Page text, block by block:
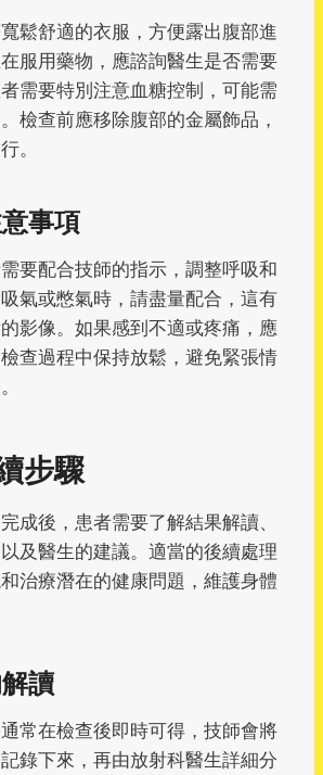
鬆舒適的衣服，方便露出腹部進
服用藥物，應諮詢醫生是否需要
需要特別注意血糖控制，可能需
檢查前應移除腹部的金屬飾品，
。
事項
要配合技師的指示，調整呼吸和
氣或憋氣時，請盡量配合，這有
影像。如果感到不適或疼痛，應
查過程中保持放鬆，避免緊張情
步驟
成後，患者需要了解結果解讀、
及醫生的建議。適當的後續處理
治療潛在的健康問題，維護身體
讀
常在檢查後即時可得，技師會將
錄下來，再由放射科醫生詳細分